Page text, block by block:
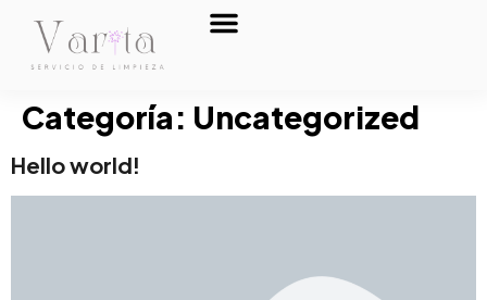
Categoría: Uncategorized
Hello world!